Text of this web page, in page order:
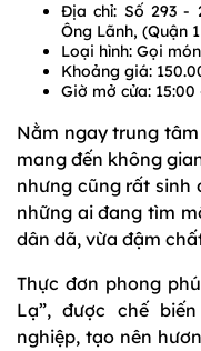
Địa chỉ: Số 293 -
Ông Lãnh, (Quận
Loại hình: Gọi
Khoảng giá:
Giờ mở cửa: 15:00
Nằm ngay trung
mang đến không
nhưng cũng rất sinh
những ai đang tìm
dân dã, vừa đậm
Thực đơn phong
Lạ”, được chế
nghiệp, tạo nên